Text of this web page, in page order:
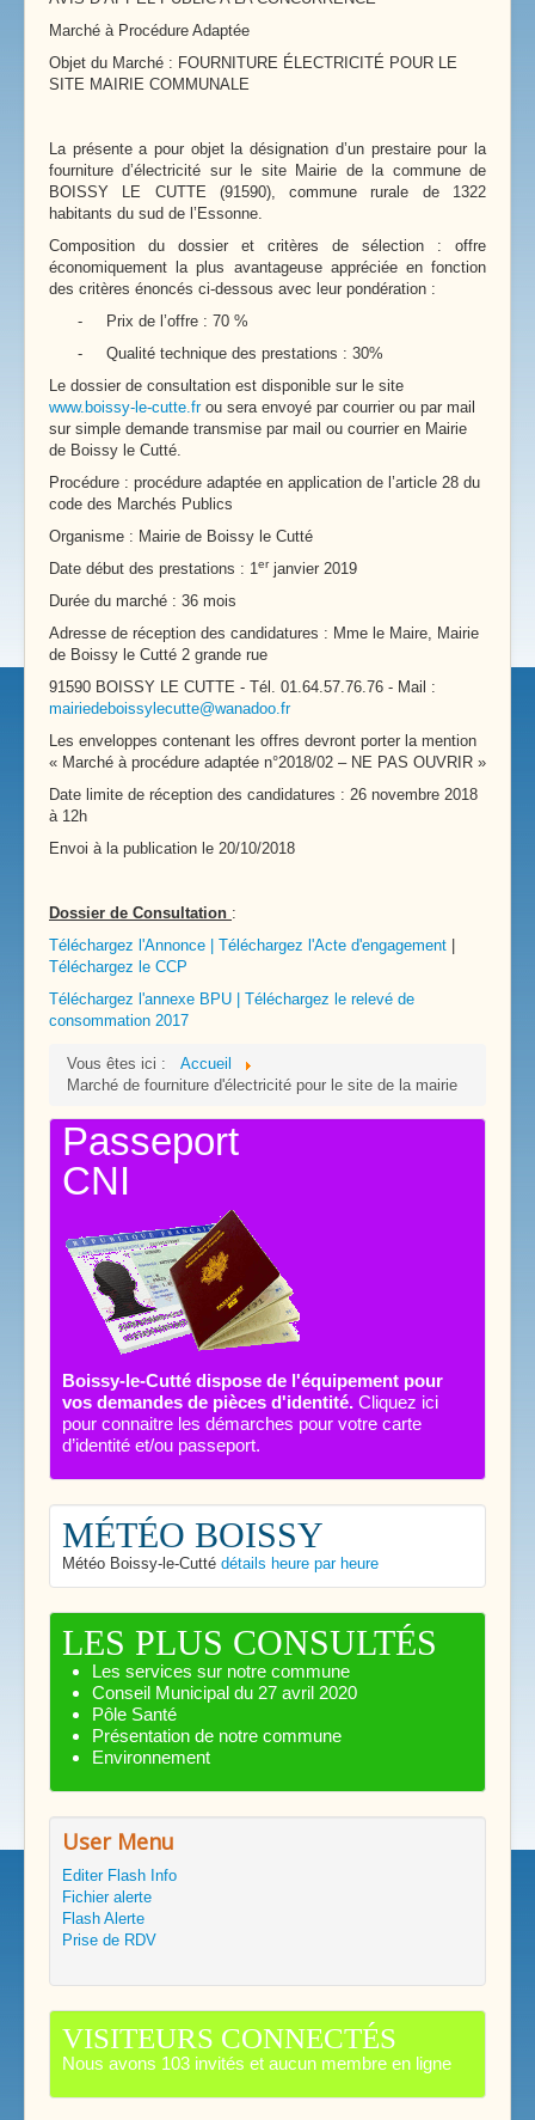
Marché à Procédure Adaptée
Objet du Marché : FOURNITURE ÉLECTRICITÉ POUR LE
SITE MAIRIE COMMUNALE
La présente a pour objet la désignation d’un prestaire pour la
fourniture d’électricité sur le site Mairie de la commune de
BOISSY LE CUTTE (91590), commune rurale de 1322
habitants du sud de l’Essonne.
Composition du dossier et critères de sélection : offre
économiquement la plus avantageuse appréciée en fonction
des critères énoncés ci-dessous avec leur pondération :
-
Prix de l’offre : 70 %
-
Qualité technique des prestations : 30%
Le dossier de consultation est disponible sur le site
www.boissy-le-cutte.frou sera envoyé par courrier ou par mail
sur simple demande transmise par mail ou courrier en Mairie
de Boissy le Cutté.
Procédure : procédure adaptée en application de l’article 28 du
code des Marchés Publics
Organisme : Mairie de Boissy le Cutté
Date début des prestations : 1 erjanvier 2019
Durée du marché : 36 mois
Adresse de réception des candidatures : Mme le Maire, Mairie
de Boissy le Cutté 2 grande rue
91590 BOISSY LE CUTTE - Tél. 01.64.57.76.76 - Mail :
mairiedeboissylecutte@wanadoo.fr
Les enveloppes contenant les offres devront porter la mention
« Marché à procédure adaptée n°2018/02 – NE PAS OUVRIR »
Date limite de réception des candidatures : 26 novembre 2018
à 12h
Envoi à la publication le 20/10/2018
Dossier de Consultation :
Téléchargez l'Annonce | Téléchargez l'Acte d'engagement
Téléchargez le CCP
Téléchargez l'annexe BPU
Téléchargez le relevé de
consommation 2017
Vous êtes ici :
Accueil
Marché de fourniture d'électricité pour le site de la mairie
Passeport
CNI
Boissy-le-Cutté dispose de l'équipement pour
vos demandes de pièces d'identité. Cliquez ici
pour connaitre les démarches pour votre carte
d’identité et/ou passeport.
MÉTÉO BOISSY
Météo Boissy-le-Cutté détails heure par heure
LES PLUS CONSULTÉS
Les services sur notre commune
Conseil Municipal du 27 avril 2020
Pôle Santé
Présentation de notre commune
Environnement
User Menu
Editer Flash Info
Fichier alerte
Flash Alerte
Prise de RDV
VISITEURS CONNECTÉS
Nous avons 103 invités et aucun membre en ligne